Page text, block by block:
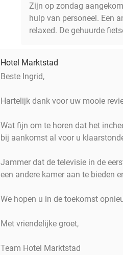
Zijn op zondag
hulp van personeel. Een
relaxed. De gehuurde
Hotel Marktstad
Beste Ingrid,
Hartelijk dank voor uw mooie
Wat fijn om te horen dat het
bij aankomst al voor u
Jammer dat de televisie in de
een andere kamer aan te bieden
We hopen u in de toekomst
Met vriendelijke groet,
Team Hotel Marktstad